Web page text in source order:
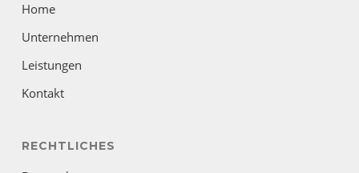
Home
Unternehmen
Leistungen
Kontakt
RECHTLICHES